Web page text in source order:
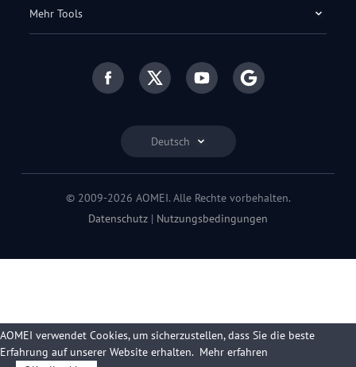
Deutsch
Mehr Tools
© 2009-2026 AOMEI. Alle Rechte vorbehalten.
Datenschutz | Nutzungsbedingungen
AOMEI verwendet Cookies, um sicherzustellen, dass Sie die beste
Erfahrung auf unserer Website erhalten. Mehr erfahren